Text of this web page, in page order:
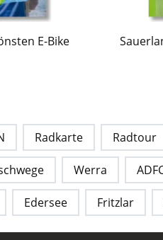
E-Bike
Radkarte Radtour
Werra
Edersee Fritzlar